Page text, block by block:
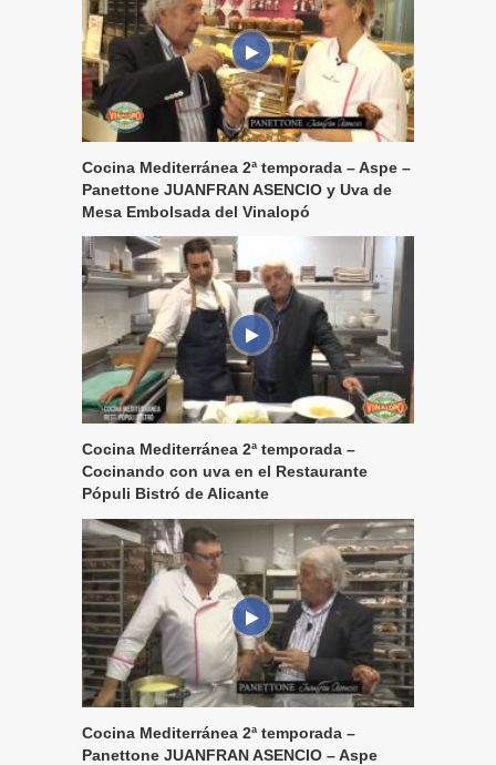
Cocina Mediterránea 2ª temporada – Aspe –
Panettone JUANFRAN ASENCIO y Uva de
Mesa Embolsada del Vinalopó
Cocina Mediterránea 2ª temporada –
Cocinando con uva en el Restaurante
Pópuli Bistró de Alicante
Cocina Mediterránea 2ª temporada –
Panettone JUANFRAN ASENCIO – Aspe